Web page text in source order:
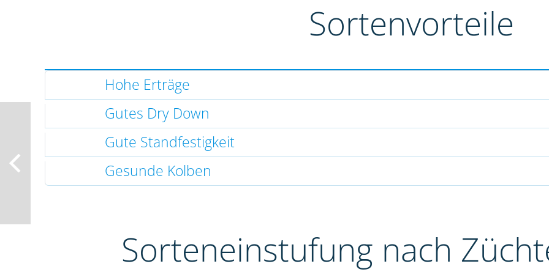
Sortenvorteile
Hohe Erträge
Gutes Dry Down
Gute Standfestigkeit
Gesunde Kolben
Sorteneinstufung nach